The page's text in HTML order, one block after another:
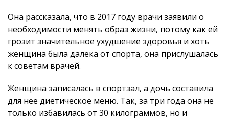
Она рассказала, что в 2017 году врачи заявили о
необходимости менять образ жизни, потому как ей
грозит значительное ухудшение здоровья и хоть
женщина была далека от спорта, она прислушалась
к советам врачей.
Женщина записалась в спортзал, а дочь составила
для нее диетическое меню. Так, за три года она не
только избавилась от 30 килограммов, но и